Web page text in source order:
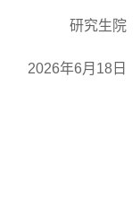
研究生院
2026年6月 18 日